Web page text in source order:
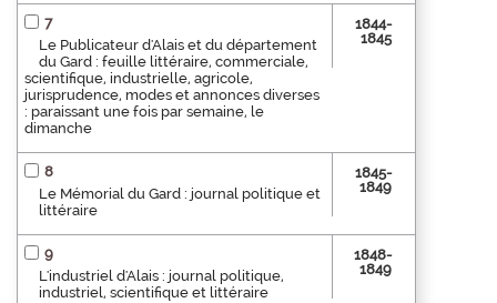
7
Le Publicateur d'Alais et du département
du Gard : feuille littéraire, commerciale,
scientifique, industrielle, agricole,
jurisprudence, modes et annonces diverses
: paraissant une fois par semaine, le
dimanche
1844-
1845
8
Le Mémorial du Gard : journal politique et
littéraire
1845-
1849
9
L'industriel d'Alais : journal politique,
industriel, scientifique et littéraire
1848-
1849